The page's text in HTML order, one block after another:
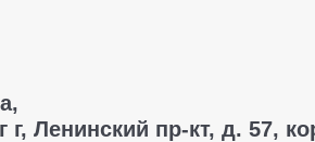
г, Ленинский пр-кт, д. 57,